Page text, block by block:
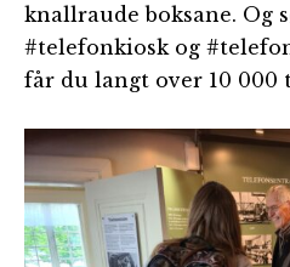
knallraude boksane. Og
#telefonkiosk og
får du langt over 10 000